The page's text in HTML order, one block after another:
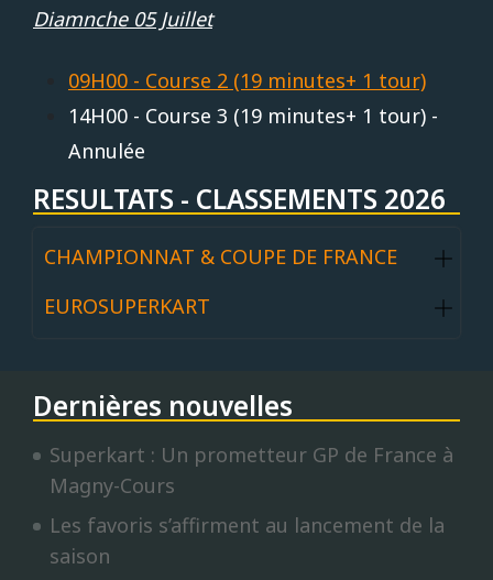
Diamnche 05 Juillet
09H00 - Course 2 (19 minutes+ 1 tour)
14H00 - Course 3 (19 minutes+ 1 tour) -
Annulée
RESULTATS - CLASSEMENTS 2026
CHAMPIONNAT & COUPE DE FRANCE
EUROSUPERKART
Dernières nouvelles
Superkart : Un prometteur GP de France à
Magny-Cours
Les favoris s’affirment au lancement de la
saison